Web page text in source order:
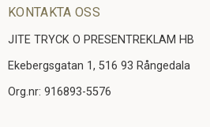
KONTAKTA OSS
JITE TRYCK O PRESENTREKLAM HB
Ekebergsgatan 1, 516 93 Rångedala
Org.nr: 916893-5576